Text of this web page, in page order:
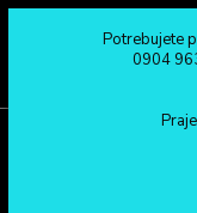
0904 963 527
Po - Pia: 08:00 - 16:00
Potrebujete
0904